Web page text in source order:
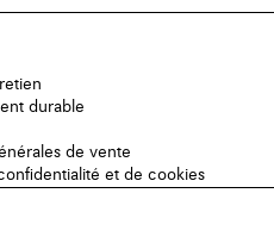
durable
de vente
et de cookies